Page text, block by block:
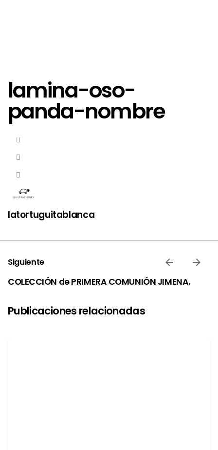
lamina-oso-
panda-nombre
latortuguitablanca
Siguiente
COLECCIÓN de PRIMERA COMUNIÓN JIMENA.
Publicaciones relacionadas